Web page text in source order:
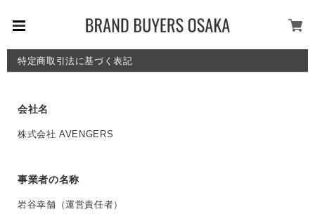
特定商取引法に基づく表記
会社名
株式会社 AVENGERS
事業者の名称
岩谷幸舗（運営責任者）